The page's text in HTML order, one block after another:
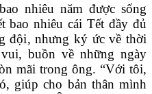
nhiêu năm được sống
bao nhiêu cái Tết đầy đủ
đội, nhưng ký ức về thời
buồn về những ngày
mãi trong ông. “Với tôi,
giúp cho bản thân mình